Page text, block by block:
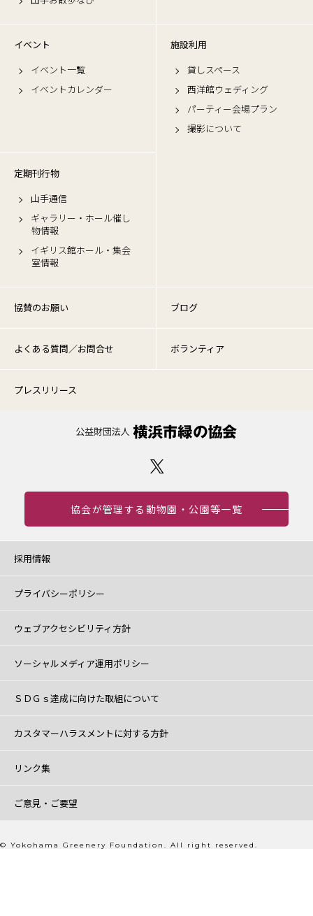
イベント
イベント一覧
イベントカレンダー
施設利用
貸しスペース
西洋館ウェディング
パーティー会場プラン
撮影について
定期刊行物
山手通信
ギャラリー・ホール催し
物情報
イギリス館ホール・集会
室情報
協賛のお願い ブログ
よくある質問／お問合せ ボランティア
プレスリリース
協会が管理する動物園・公園等一覧
採用情報
プライバシーポリシー
ウェブアクセシビリティ方針
ソーシャルメディア運用ポリシー
ＳＤＧｓ達成に向けた取組について
カスタマーハラスメントに対する方針
リンク集
ご意見・ご要望
© Yokohama Greenery Foundation. All right reserved.